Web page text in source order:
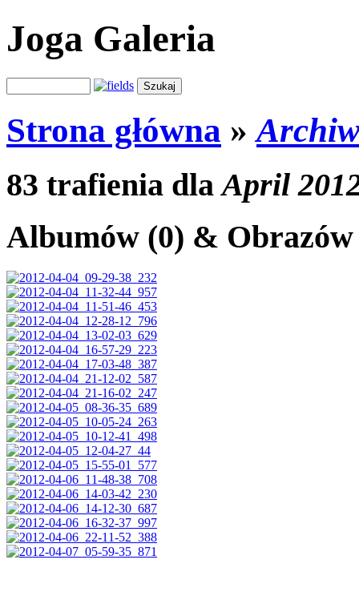
Joga Galeria
Strona główna »
83 trafienia dlaApril
Albumów (0) & Obrazów